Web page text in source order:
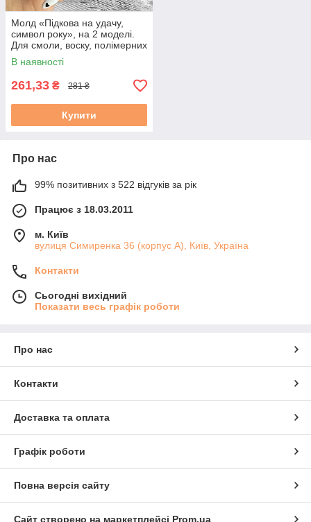
Молд «Підкова на удачу,
символ року», на 2 моделі.
Для смоли, воску, полімерних
мас, гіпсу. М. 2
В наявності
261,33 ₴ 281 ₴
Купити
Про нас
99% позитивних з 522 відгуків за рік
Працює з 18.03.2011
м. Київ
вулиця Симиренка 36 (корпус А), Київ, Україна
Контакти
Сьогодні вихідний
Показати весь графік роботи
Про нас
Контакти
Доставка та оплата
Графік роботи
Повна версія сайту
Сайт створено на маркетплейсі Prom.ua